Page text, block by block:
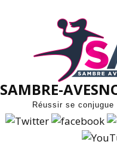
SAMBRE-
Réussir se